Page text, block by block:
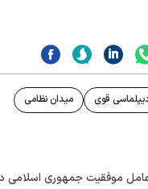
قوی میدان نظامی
موفقیت جمهوری اسلامی